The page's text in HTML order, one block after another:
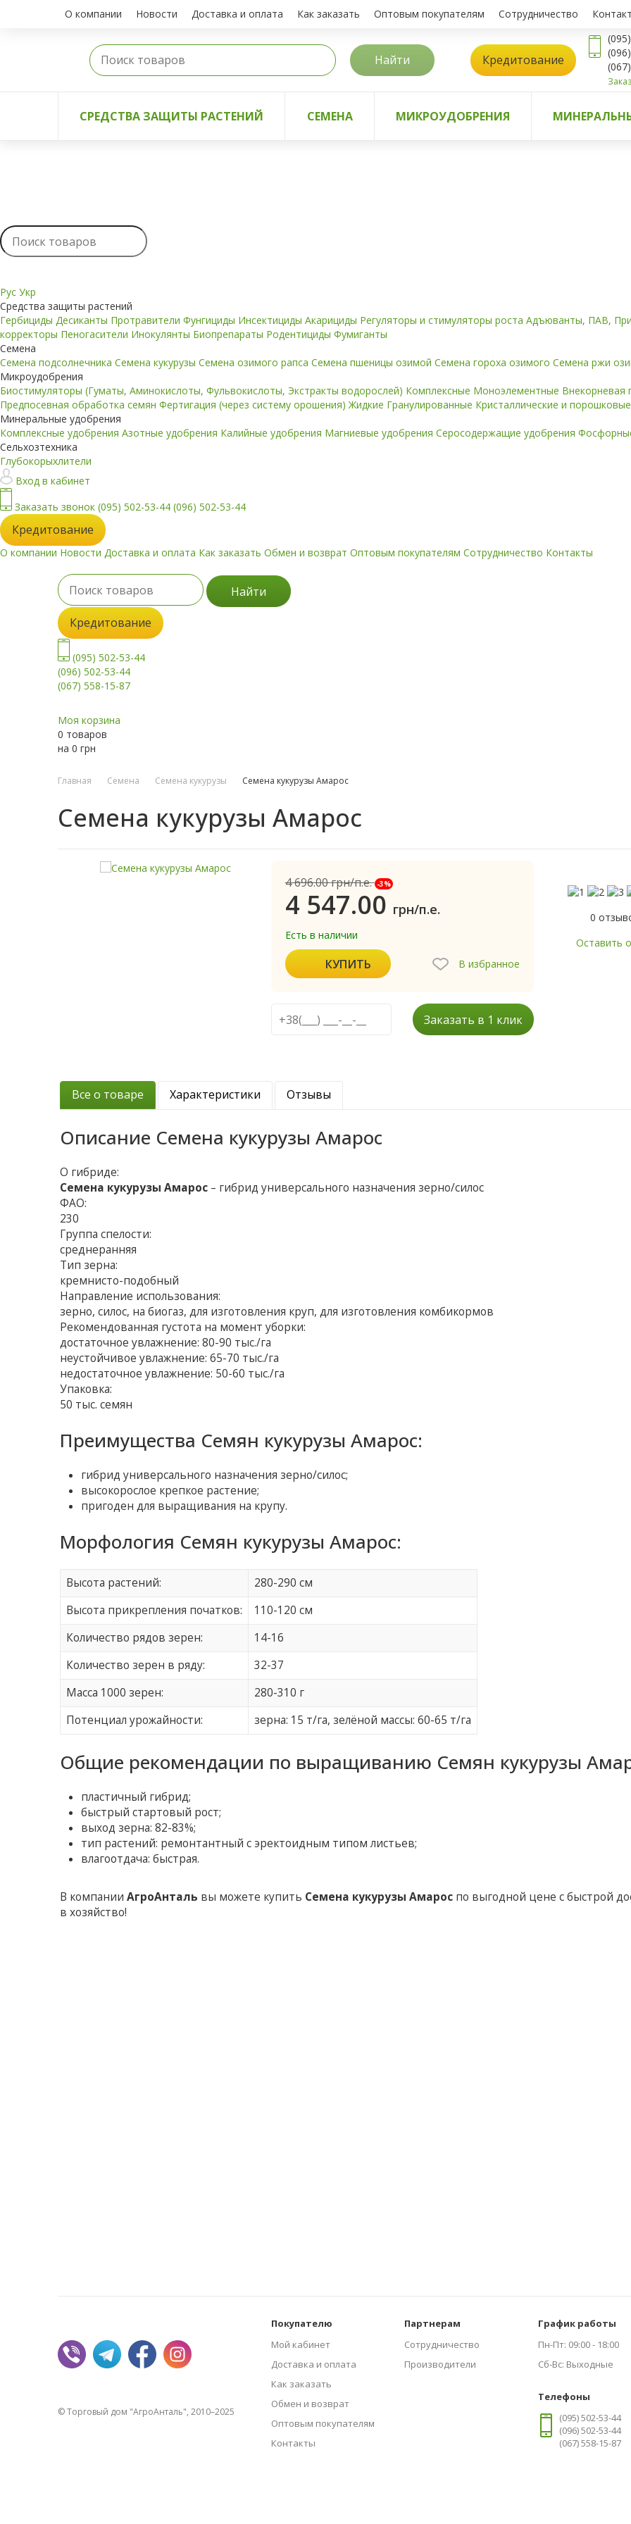
О компании Новости Доставка и оплата Как заказать Оптовым покупателям Сотрудничество
Найти Кредитование
СРЕДСТВА ЗАЩИТЫ РАСТЕНИЙ СЕМЕНА МИКРОУДОБРЕНИЯ
Рус Укр
Средства защиты растений
Гербициды Десиканты Протравители Фунгициды Инсектициды Акарициды Регуляторы и стимуляторы роста Адъюванты, ПАВ,
корректоры Пеногасители Инокулянты Биопрепараты Родентициды Фумиганты
Семена
Семена подсолнечника Семена кукурузы Семена озимого рапса Семена пшеницы озимой Семена гороха озимого Семена ржи
Микроудобрения
Биостимуляторы (Гуматы, Аминокислоты, Фульвокислоты, Экстракты водорослей) Комплексные Моноэлементные Внекорневая
Предпосевная обработка семян Фертигация (через систему орошения)Жидкие Гранулированные Кристаллические и
Минеральные удобрения
Комплексные удобрения Азотные удобрения Калийные удобрения Магниевые удобрения Серосодержащие удобрения
Сельхозтехника
Глубокорыхлители
Вход в кабинет
Заказать звонок (095) 502-53-44 (096) 502-53-44
Кредитование
О компании Новости Доставка и оплата Как заказать Обмен и возврат Оптовым покупателям Сотрудничество Контакты
Найти
Кредитование
(095) 502-53-44
(096) 502-53-44
(067) 558-15-87
Моя корзина
0 товаров
на 0 грн
Главная Семена Семена кукурузы Семена кукурузы Амарос
Семена кукурузы Амарос
4 696.00грн/п.е. -3%
4 547.00 грн/п.е.
Есть в наличии
КУПИТЬ В избранное
0
Оставить
Заказать в 1 клик
Все о товаре Характеристики Отзывы
Описание Семена кукурузы Амарос
О гибриде:
Семена кукурузы Амарос – гибрид универсального назначения зерно/силос
ФАО:
230
Группа спелости:
среднеранняя
Тип зерна:
кремнисто-подобный
Направление использования:
зерно, силос, на биогаз, для изготовления круп, для изготовления комбикормов
Рекомендованная густота на момент уборки:
достаточное увлажнение: 80-90 тыс./га
неустойчивое увлажнение: 65-70 тыс./га
недостаточное увлажнение: 50-60 тыс./га
Упаковка:
50 тыс. семян
Преимущества Семян кукурузы Амарос:
гибрид универсального назначения зерно/силос;
высокорослое крепкое растение;
пригоден для выращивания на крупу.
Морфология Семян кукурузы Амарос:
Высота растений:
280-290 см
Высота прикрепления початков:
110-120 см
Количество рядов зерен:
14-16
Количество зерен в ряду:
32-37
Масса 1000 зерен:
280-310 г
Потенциал урожайности:
зерна: 15 т/га, зелёной массы: 60-65 т/га
Общие рекомендации по выращиванию Семян кукурузы
пластичный гибрид;
быстрый стартовый рост;
выход зерна: 82-83%;
тип растений: ремонтантный с эректоидным типом листьев;
влагоотдача: быстрая.
В компанииАгроАнталь вы можете купить Семена кукурузы Амарос по выгодной цене с быстрой
в хозяйство!
© Торговый дом "АгроАнталь", 2010–2025
Покупателю
Мой кабинет
Доставка и оплата
Как заказать
Обмен и возврат
Оптовым покупателям
Контакты
Партнерам
Сотрудничество
Производители
График работы
Пн-Пт: 09:00 - 18:00
Сб-Вс: Выходные
Телефоны
(095) 502-53-44
(096) 502-53-44
(067) 558-15-87